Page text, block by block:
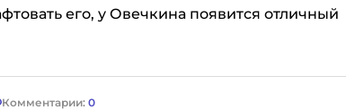
его, у Овечкина появится отличный
Комментарии: 0